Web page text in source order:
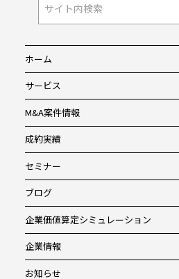
ホーム
サービス
M&A案件情報
成約実績
セミナー
ブログ
企業価値算定シミュレーション
企業情報
お知らせ